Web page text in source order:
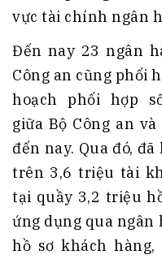
vực tài chính ngân
Đến nay 23 ngân
Công an cũng phối
hoạch phối hợp số
giữa Bộ Công an
đến nay. Qua đó,
trên 3,6 triệu tài
tại quầy 3,2 triệu
ứng dụng qua
hồ sơ khách